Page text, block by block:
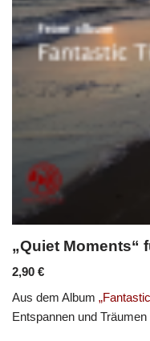
„Quiet Moments“
2,90 €
Aus dem Album
Entspannen und